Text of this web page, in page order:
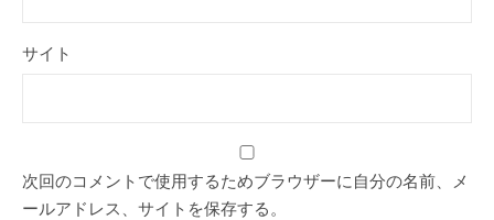
サイト
次回のコメントで使用するためブラウザーに自分の名前、メ
ールアドレス、サイトを保存する。